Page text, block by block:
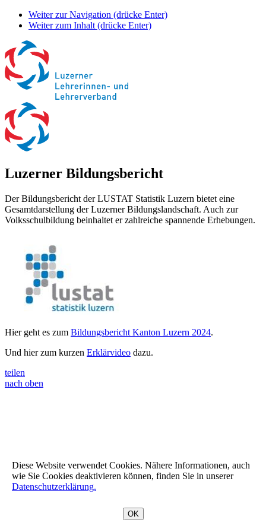
Weiter zur Navigation (drücke Enter)
Weiter zum Inhalt (drücke Enter)
Luzerner Bildungsbericht
Der Bildungsbericht der LUSTAT Statistik Luzern bietet eine
Gesamtdarstellung der Luzerner Bildungslandschaft. Auch zur
Volksschulbildung beinhaltet er zahlreiche spannende Erhebungen.
Hier geht es zum Bildungsbericht Kanton Luzern 2024.
Und hier zum kurzen Erklärvideo dazu.
teilen
nach oben
Diese Website verwendet Cookies. Nähere Informationen, auch
wie Sie Cookies deaktivieren können, finden Sie in unserer
Datenschutzerklärung.
OK